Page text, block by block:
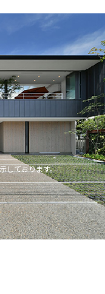
しております。